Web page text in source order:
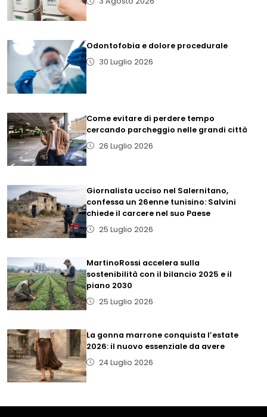
Odontofobia e dolore procedurale
30 Luglio 2026
Come evitare di perdere tempo
cercando parcheggio nelle grandi città
26 Luglio 2026
Giornalista ucciso nel Salernitano,
confessa un 26enne tunisino: Salvini
chiede il carcere nel suo Paese
25 Luglio 2026
MartinoRossi accelera sulla
sostenibilità con il bilancio 2025 e il
piano 2030
25 Luglio 2026
La gonna marrone conquista l’estate
2026: il nuovo essenziale da avere
24 Luglio 2026